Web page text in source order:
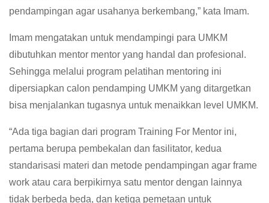
pendampingan agar usahanya berkembang,” kata Imam.
Imam mengatakan untuk mendampingi para UMKM
dibutuhkan mentor mentor yang handal dan profesional.
Sehingga melalui program pelatihan mentoring ini
dipersiapkan calon pendamping UMKM yang ditargetkan
bisa menjalankan tugasnya untuk menaikkan level UMKM.
“Ada tiga bagian dari program Training For Mentor ini,
pertama berupa pembekalan dan fasilitator, kedua
standarisasi materi dan metode pendampingan agar frame
work atau cara berpikirnya satu mentor dengan lainnya
tidak berbeda beda, dan ketiga pemetaan untuk